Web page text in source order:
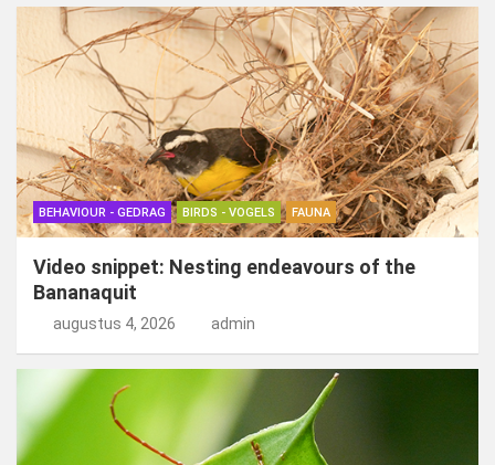
BEHAVIOUR - GEDRAG BIRDS - VOGELS FAUNA
Video snippet: Nesting endeavours of the
Bananaquit
augustus 4, 2026 admin